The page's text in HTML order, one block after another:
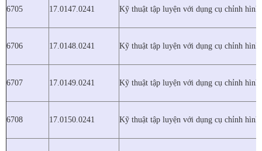
6705 17.0147.0241 Kỹ thuật tập luyện với dụng cụ chỉnh hình
6706 17.0148.0241 Kỹ thuật tập luyện với dụng cụ chỉnh hình
6707 17.0149.0241 Kỹ thuật tập luyện với dụng cụ chỉnh hình
6708 17.0150.0241 Kỹ thuật tập luyện với dụng cụ chỉnh hình